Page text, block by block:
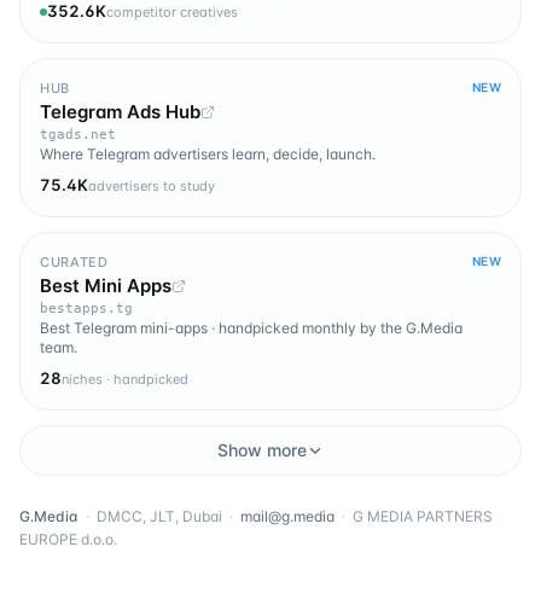
352.6Kcompetitor creatives
HUB NEW
Telegram Ads Hub
tgads.net
Where Telegram advertisers learn, decide, launch.
75.4Kadvertisers to study
CURATED NEW
Best Mini Apps
bestapps.tg
Best Telegram mini-apps · handpicked monthly by the G.Media
team.
28niches · handpicked
Show more
G.Media · DMCC, JLT, Dubai · mail@g.media · G MEDIA PARTNERS
EUROPE d.o.o.